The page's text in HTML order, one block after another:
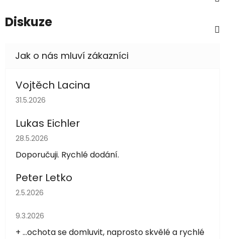
Diskuze
Vojtěch Lacina
Hodnocení obchodu je 5 z 5 hvězdiček.
31.5.2026
Lukas Eichler
Hodnocení obchodu je 5 z 5 hvězdiček.
28.5.2026
Doporučuji. Rychlé dodání.
Peter Letko
Hodnocení obchodu je 5 z 5 hvězdiček.
2.5.2026
Hodnocení obchodu je 5 z 5 hvězdiček.
9.3.2026
+ ...ochota se domluvit, naprosto skvělé a rychlé